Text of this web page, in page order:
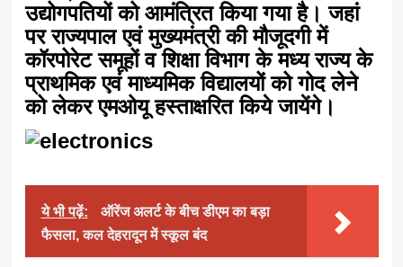
उद्योगपतियों को आमंत्रित किया गया है। जहां
पर राज्यपाल एवं मुख्यमंत्री की मौजूदगी में
कॉरपोरेट समूहों व शिक्षा विभाग के मध्य राज्य के
प्राथमिक एवं माध्यमिक विद्यालयों को गोद लेने
को लेकर एमओयू हस्ताक्षरित किये जायेंगे।
ये भी पढ़ें:
ऑरेंज अलर्ट के बीच डीएम का बड़ा
फैसला, कल देहरादून में स्कूल बंद